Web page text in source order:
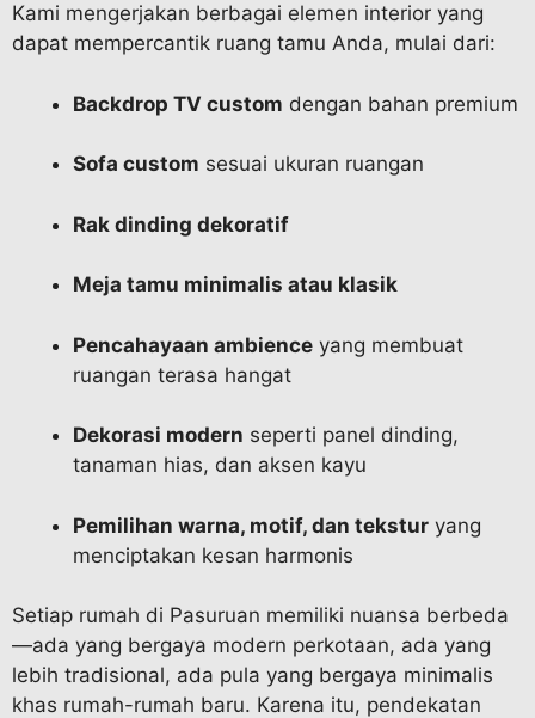
Kami mengerjakan berbagai elemen interior yang
dapat mempercantik ruang tamu Anda, mulai dari:
Backdrop TV custom dengan bahan premium
Sofa custom sesuai ukuran ruangan
Rak dinding dekoratif
Meja tamu minimalis atau klasik
Pencahayaan ambience yang membuat
ruangan terasa hangat
Dekorasi modern seperti panel dinding,
tanaman hias, dan aksen kayu
Pemilihan warna, motif, dan tekstur yang
menciptakan kesan harmonis
Setiap rumah di Pasuruan memiliki nuansa berbeda
—ada yang bergaya modern perkotaan, ada yang
lebih tradisional, ada pula yang bergaya minimalis
khas rumah-rumah baru. Karena itu, pendekatan